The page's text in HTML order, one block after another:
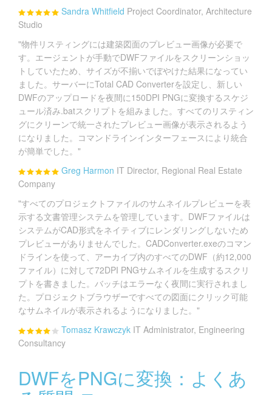
Sandra Whitfield Project Coordinator, Architecture
Studio
"物件リスティングには建築図面のプレビュー画像が必要で
す。エージェントが手動でDWFファイルをスクリーンショッ
トしていたため、サイズが不揃いでぼやけた結果になってい
ました。サーバーにTotal CAD Converterを設定し、新しい
DWFのアップロードを夜間に150DPI PNGに変換するスケジ
ュール済み.batスクリプトを組みました。すべてのリスティン
グにクリーンで統一されたプレビュー画像が表示されるよう
になりました。コマンドラインインターフェースにより統合
が簡単でした。"
Greg Harmon IT Director, Regional Real Estate
Company
"すべてのプロジェクトファイルのサムネイルプレビューを表
示する文書管理システムを管理しています。DWFファイルは
システムがCAD形式をネイティブにレンダリングしないため
プレビューがありませんでした。CADConverter.exeのコマン
ドラインを使って、アーカイブ内のすべてのDWF（約12,000
ファイル）に対して72DPI PNGサムネイルを生成するスクリ
プトを書きました。バッチはエラーなく夜間に実行されまし
た。プロジェクトブラウザーですべての図面にクリック可能
なサムネイルが表示されるようになりました。"
Tomasz Krawczyk IT Administrator, Engineering
Consultancy
DWFをPNGに変換：よくあ